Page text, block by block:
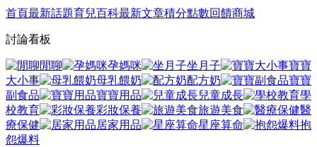
首頁最新話題育兒百科最新文章積分點數回饋商城
討論看板
閒聊 孕媽咪 坐月子
寶寶
大小事
母乳餵奶 配方奶
寶寶
副食品
寶寶用品 兒童成長
學
校教育
彩妝保養 旅遊美食
醫
療保健
居家用品 星座算命
抱
怨爆料